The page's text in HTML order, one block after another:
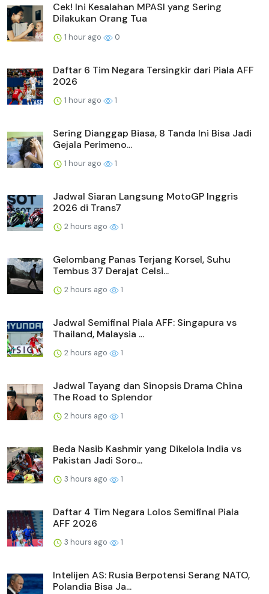
Cek! Ini Kesalahan MPASI yang Sering
Dilakukan Orang Tua
1 hour ago 0
Daftar 6 Tim Negara Tersingkir dari Piala AFF
2026
1 hour ago 1
Sering Dianggap Biasa, 8 Tanda Ini Bisa Jadi
Gejala Perimeno...
1 hour ago 1
Jadwal Siaran Langsung MotoGP Inggris
2026 di Trans7
2 hours ago 1
Gelombang Panas Terjang Korsel, Suhu
Tembus 37 Derajat Celsi...
2 hours ago 1
Jadwal Semifinal Piala AFF: Singapura vs
Thailand, Malaysia ...
2 hours ago 1
Jadwal Tayang dan Sinopsis Drama China
The Road to Splendor
2 hours ago 1
Beda Nasib Kashmir yang Dikelola India vs
Pakistan Jadi Soro...
3 hours ago 1
Daftar 4 Tim Negara Lolos Semifinal Piala
AFF 2026
3 hours ago 1
Intelijen AS: Rusia Berpotensi Serang NATO,
Polandia Bisa Ja...